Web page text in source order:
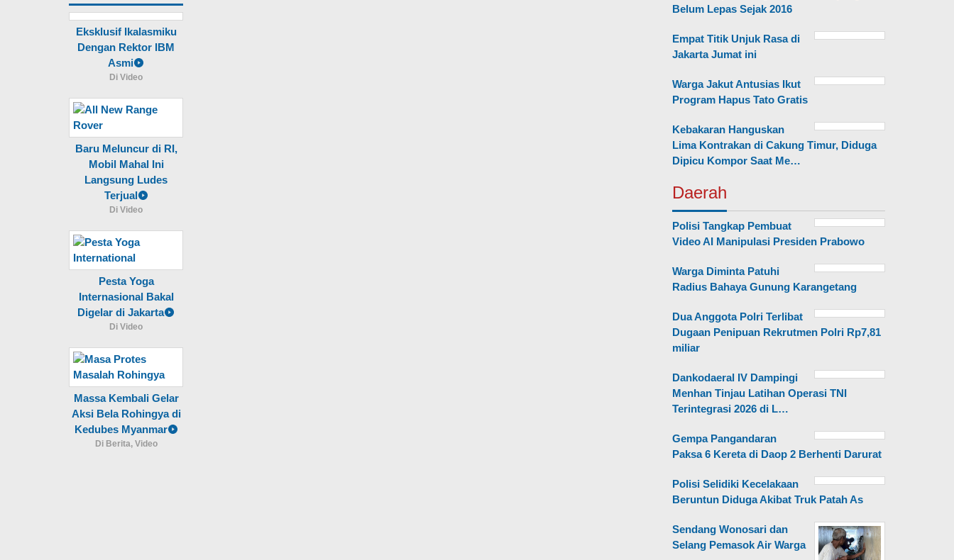
Eksklusif Ikalasmiku
Dengan Rektor IBM
Asmi
Di Video
Baru Meluncur di RI,
Mobil Mahal Ini
Langsung Ludes
Terjual
Di Video
Pesta Yoga
Internasional Bakal
Digelar di Jakarta
Di Video
Massa Kembali Gelar
Aksi Bela Rohingya di
Kedubes Myanmar
Di Berita, Video
Belum Lepas Sejak 2016
Empat Titik Unjuk Rasa di
Jakarta Jumat ini
Warga Jakut Antusias Ikut
Program Hapus Tato Gratis
Kebakaran Hanguskan
Lima Kontrakan di Cakung Timur, Diduga
Dipicu Kompor Saat Me…
Daerah
Polisi Tangkap Pembuat
Video AI Manipulasi Presiden Prabowo
Warga Diminta Patuhi
Radius Bahaya Gunung Karangetang
Dua Anggota Polri Terlibat
Dugaan Penipuan Rekrutmen Polri Rp7,81
miliar
Dankodaeral IV Dampingi
Menhan Tinjau Latihan Operasi TNI
Terintegrasi 2026 di L…
Gempa Pangandaran
Paksa 6 Kereta di Daop 2 Berhenti Darurat
Polisi Selidiki Kecelakaan
Beruntun Diduga Akibat Truk Patah As
Sendang Wonosari dan
Selang Pemasok Air Warga